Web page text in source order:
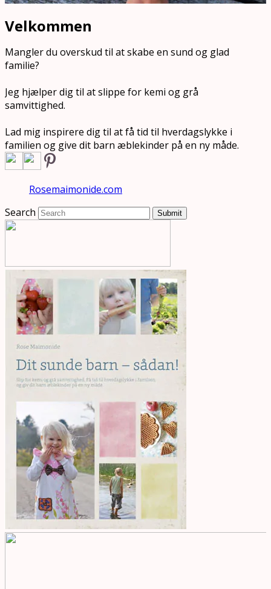
Velkommen
Mangler du overskud til at skabe en sund og glad
familie?
Jeg hjælper dig til at slippe for kemi og grå
samvittighed.
Lad mig inspirere dig til at få tid til hverdagslykke i
familien og give dit barn æblekinder på en ny måde.
Rosemaimonide.com
Search
Submit